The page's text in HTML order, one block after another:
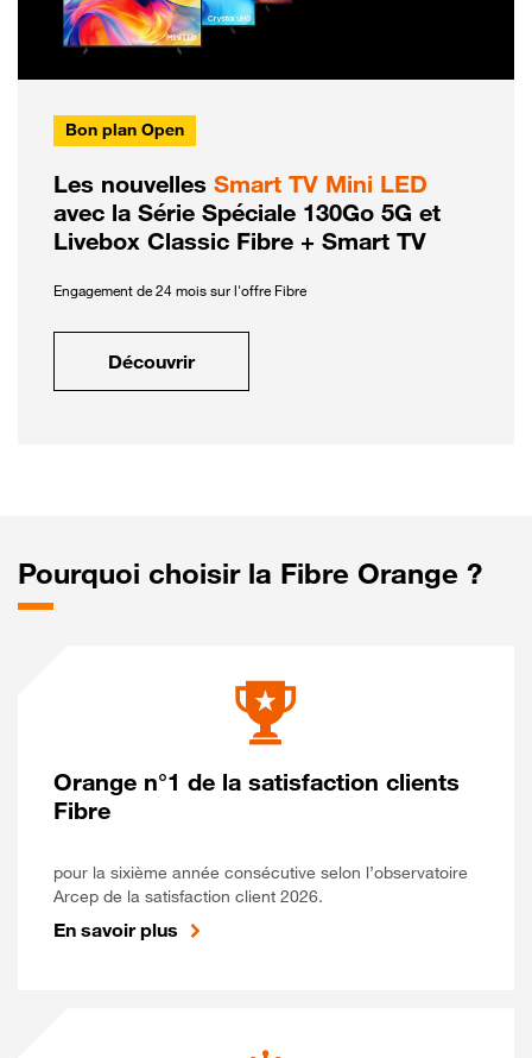
Bon plan Open
Les nouvelles Smart TV Mini LED
avec la Série Spéciale 130Go 5G et
Livebox Classic Fibre + Smart TV
Engagement de 24 mois sur l'offre Fibre
Découvrir
Pourquoi choisir la Fibre Orange ?
Orange n°1 de la satisfaction clients
Fibre
pour la sixième année consécutive selon l’observatoire
Arcep de la satisfaction client 2026.
En savoir plus